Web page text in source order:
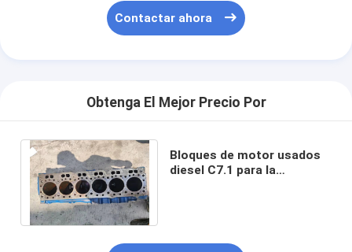
Contactar ahora
Obtenga El Mejor Precio Por
Bloques de motor usados
diesel C7.1 para la